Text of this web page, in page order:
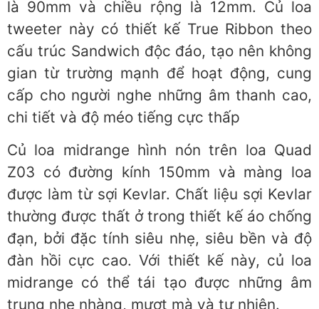
là 90mm và chiều rộng là 12mm. Củ loa
tweeter này có thiết kế True Ribbon theo
cấu trúc Sandwich độc đáo, tạo nên không
gian từ trường mạnh để hoạt động, cung
cấp cho người nghe những âm thanh cao,
chi tiết và độ méo tiếng cực thấp
Củ loa midrange hình nón trên loa Quad
Z03 có đường kính 150mm và màng loa
được làm từ sợi Kevlar. Chất liệu sợi Kevlar
thường được thất ở trong thiết kế áo chống
đạn, bởi đặc tính siêu nhẹ, siêu bền và độ
đàn hồi cực cao. Với thiết kế này, củ loa
midrange có thể tái tạo được những âm
trung nhẹ nhàng, mượt mà và tự nhiên.